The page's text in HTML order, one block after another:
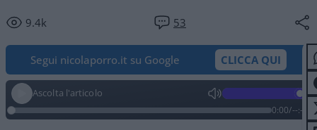
9.4k 53
Segui nicolaporro.it su Google CLICCA QUI
Ascolta l'articolo
0:00/--:--